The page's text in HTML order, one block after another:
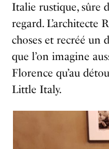
Italie rustique, sûre
regard. L’architecte
choses et recréé un
que l’on imagine
Florence qu’au
Little Italy.